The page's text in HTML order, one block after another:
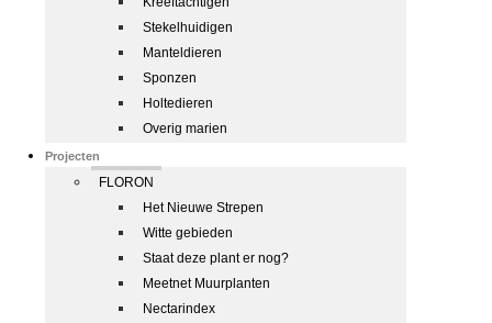
Stekelhuidigen
Manteldieren
Sponzen
Holtedieren
Overig marien
Projecten
FLORON
Het Nieuwe Strepen
Witte gebieden
Staat deze plant er nog?
Meetnet Muurplanten
Nectarindex